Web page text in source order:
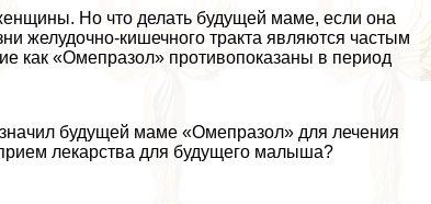
Но что делать будущей маме, если она
желудочно-кишечного тpaкта являются частым
как «Омепразол» противопоказаны в период
будущей маме «Омепразол» для лечения
лекарства для будущего малыша?